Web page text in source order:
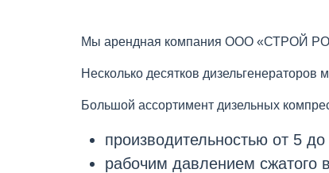
Мы арендная компания ООО «СТРОЙ
Несколько десятков
Большой ассортимент дизельных
производительностью от 5
рабочим давлением сжатого